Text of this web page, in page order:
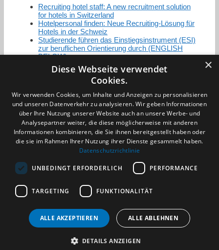
Recruiting hotel staff: A new recruitment solution
for hotels in Switzerland
Hotelpersonal finden: Neue Recruiting-Lösung für
Hotels in der Schweiz
Studierende führen das Einstiegsinstrument (ESI)
zur beruflichen Orientierung durch (ENGLISH
BELOW)
Zertifizierung / Mitgliedschaften
Datenschutzerklärung
Benachrichtigungsservice
Kontakt und Anfahrt
(c) 2026 TALENTBRÜCKE GmbH & Co. KG
×
Diese Webseite verwendet
Cookies.
Wir verwenden Cookies, um Inhalte und Anzeigen zu personalisieren
und unseren Datenverkehr zu analysieren. Wir geben Informationen
über Ihre Nutzung unserer Website auch an unsere Werbe- und
Analysepartner weiter, die diese möglicherweise mit anderen
Informationen kombinieren, die Sie ihnen bereitgestellt haben oder
die sie im Rahmen Ihrer Nutzung ihrer Dienste gesammelt haben.
Datenschutzrichtlinie
UNBEDINGT ERFORDERLICH PERFORMANCE
TARGETING FUNKTIONALITÄT
ALLE AKZEPTIEREN ALLE ABLEHNEN
DETAILS ANZEIGEN